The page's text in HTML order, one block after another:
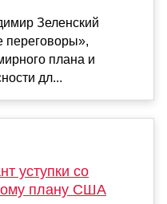
Зеленский
переговоры»,
плана и
дл...
уступки со
плану США